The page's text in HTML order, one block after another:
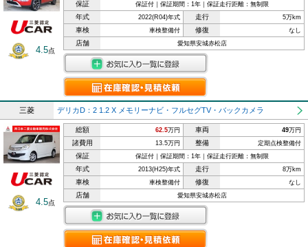
4.5点
保証 保証付｜保証期間：1年｜保証走行距離：無制限
年式 2022(R04)年式 走行 5万km
車検 車検整備付 修復 なし
店舗 愛知県安城赤松店
三菱 デリカD：2 1.2 X メモリーナビ・フルセグTV・バックカメラ
4.5点
総額 62.5万円 車両 49万円
諸費用 13.5万円 整備 定期点検整備付
保証 保証付｜保証期間：1年｜保証走行距離：無制限
年式 2013(H25)年式 走行 8万km
車検 車検整備付 修復 なし
店舗 愛知県安城赤松店